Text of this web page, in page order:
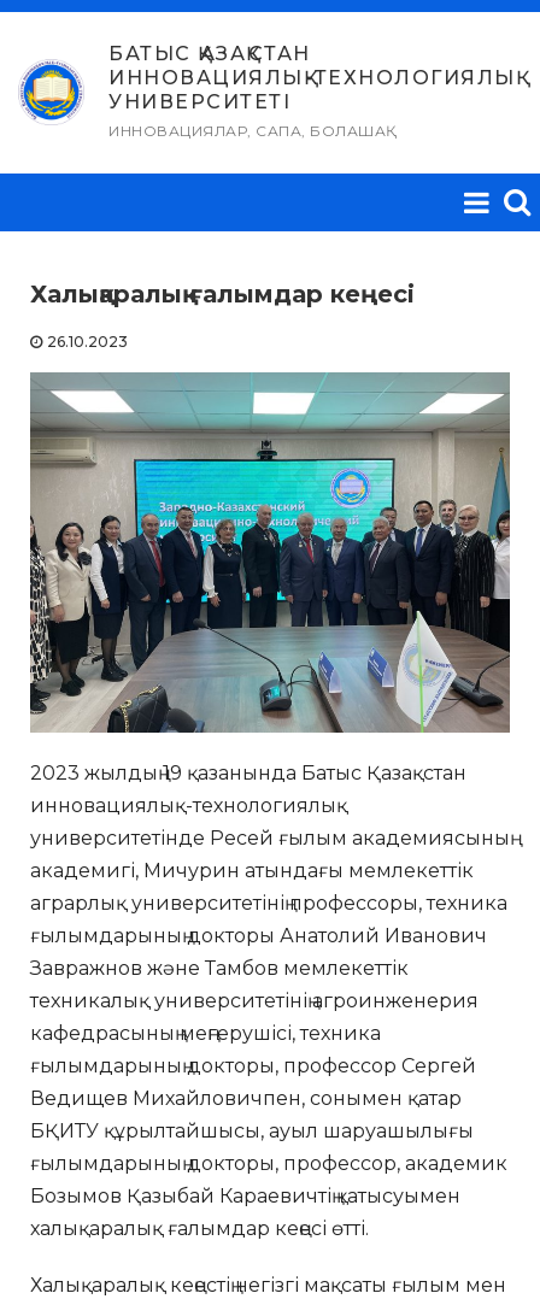
Skip
content
БАТЫС ҚАЗАҚСТАН
ИННОВАЦИЯЛЫҚ-ТЕХНОЛОГИЯЛЫҚ
УНИВЕРСИТЕТІ
ИННОВАЦИЯЛАР, САПА, БОЛАШАҚ
Халықаралық ғалымдар кеңесі
26.10.2023
2023 жылдың 19 қазанында Батыс Қазақстан
инновациялық-технологиялық
университетінде Ресей ғылым академиясының
академигі, Мичурин атындағы мемлекеттік
аграрлық университетінің профессоры, техника
ғылымдарының докторы Анатолий Иванович
Завражнов және Тамбов мемлекеттік
техникалық университетінің агроинженерия
кафедрасының меңгерушісі, техника
ғылымдарының докторы, профессор Сергей
Ведищев Михайловичпен, сонымен қатар
БҚИТУ құрылтайшысы, ауыл шаруашылығы
ғылымдарының докторы, профессор, академик
Бозымов Қазыбай Караевичтің қатысуымен
халықаралық ғалымдар кеңесі өтті.
Халықаралық кеңестің негізгі мақсаты ғылым мен